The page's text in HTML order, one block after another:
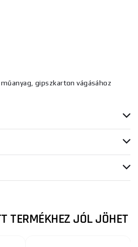
gipszkarton vágásához
TERMÉKHEZ JÓL JÖHET